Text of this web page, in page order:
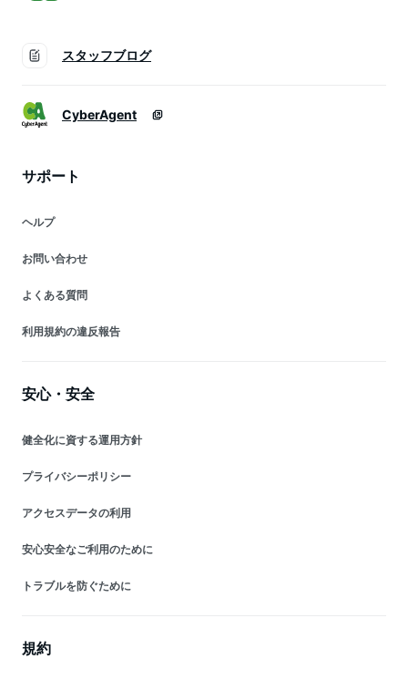
スタッフブログ
CyberAgent
サポート
ヘルプ
お問い合わせ
よくある質問
利用規約の違反報告
安心・安全
健全化に資する運用方針
プライバシーポリシー
アクセスデータの利用
安心安全なご利用のために
トラブルを防ぐために
規約